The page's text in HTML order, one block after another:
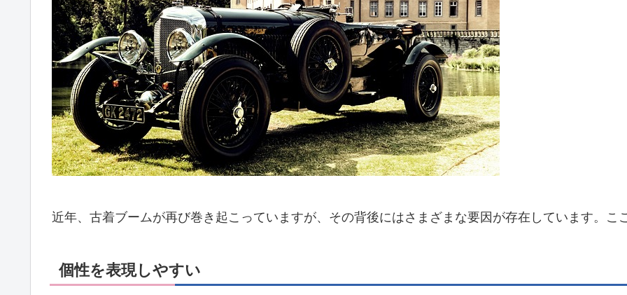
近年、古着ブームが再び巻き起こっていますが、その背後にはさまざまな要因が存在しています。こ
個性を表現しやすい